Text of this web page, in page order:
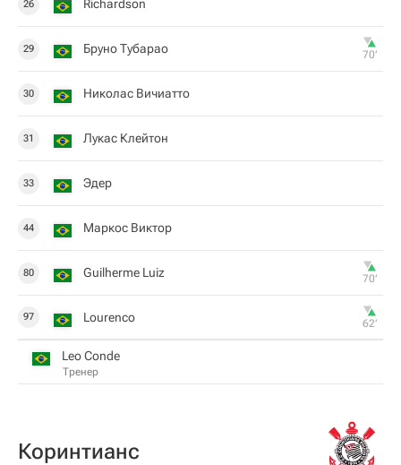
26 Richardson
29 Бруно Тубарао 70‎’‎
30 Николас Вичиатто
31 Лукас Клейтон
33 Эдер
44 Маркос Виктор
80 Guilherme Luiz 70‎’‎
97 Lourenco 62‎’‎
Leo Conde
Тренер
Коринтианс